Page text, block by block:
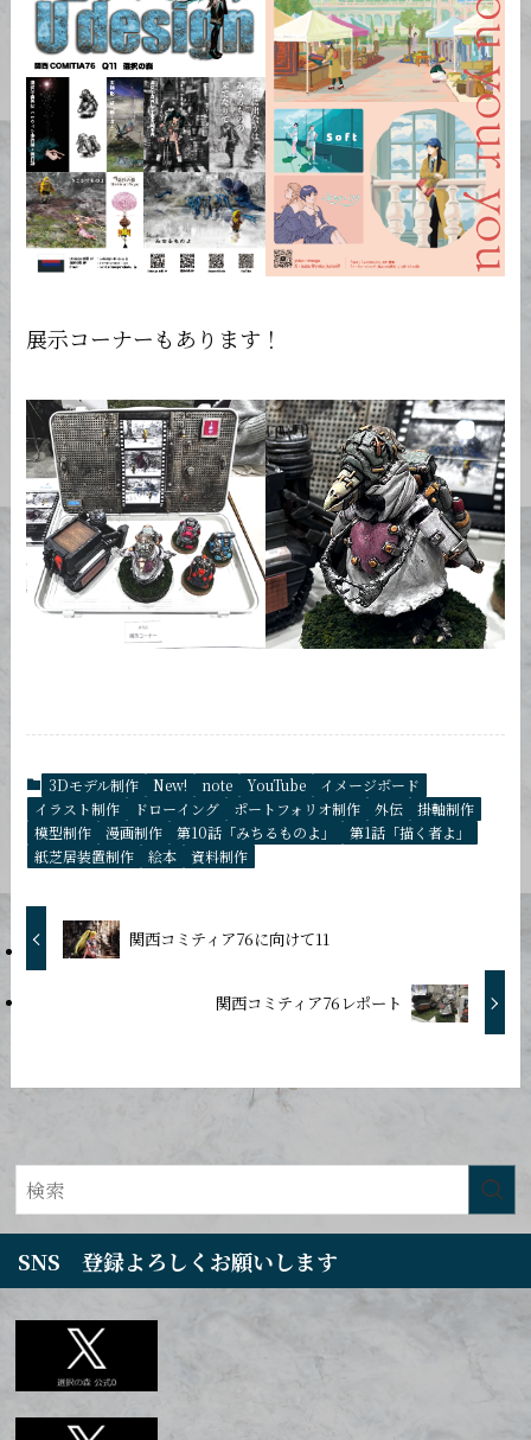
展示コーナーもあります！
3Dモデル制作 New! note YouTube
イメージボード
イラスト制作
ドローイング ポートフォリオ制作 外伝
掛軸制作
模型制作
漫画制作 第10話「みちるものよ」
第1話「描く者よ」
紙芝居装置制作
絵本 資料制作
関西コミティア76に向けて11
関西コミティア76レポート
SNS 登録よろしくお願いします